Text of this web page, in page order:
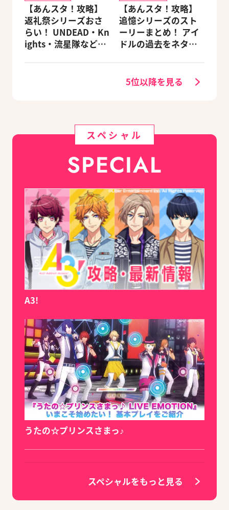
【あんスタ！攻略】
返礼祭シリーズおさ
らい！ UNDEAD・Kn
ights・流星隊など、
【あんスタ！攻略】
追憶シリーズのスト
ーリーまとめ！ アイ
ドルの過去をネタバ
5位以降を見る
スペシャル
SPECIAL
A3!
うたの☆プリンスさまっ♪
スペシャルをもっと見る